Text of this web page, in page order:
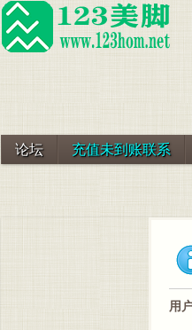
论坛 充值未到账联系
用